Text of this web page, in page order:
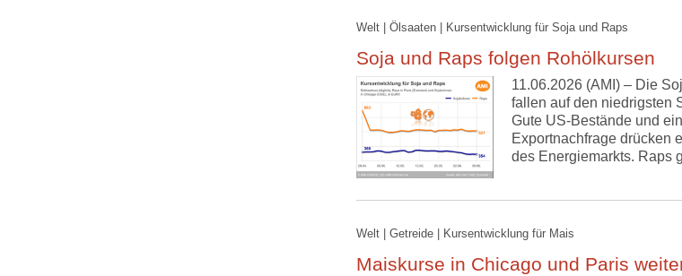
Welt | Ölsaaten | Kursentwicklung für Soja und Raps
Soja und Raps folgen Rohölkursen
11.06.2026 (AMI) – Die
fallen auf den niedrigsten
Gute US-Bestände und
Exportnachfrage drücken
des Energiemarkts. Raps
Welt | Getreide | Kursentwicklung für Mais
Maiskurse in Chicago und Paris